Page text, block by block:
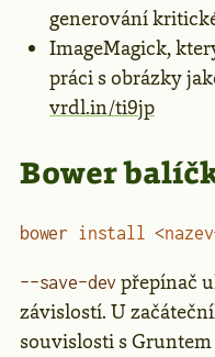
generování
ImageMagick,
práci s obrázky
vrdl.in/ti9jp
Bower
bower install <
--save-dev přepínač
závislostí. U
souvislosti s